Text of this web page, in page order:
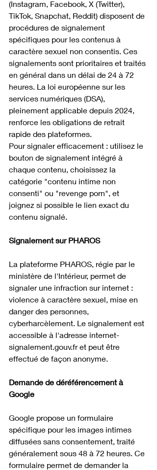
(Instagram, Facebook, X (Twitter),
TikTok, Snapchat, Reddit) disposent de
procédures de signalement
spécifiques pour les contenus à
caractère sexuel non consentis. Ces
signalements sont prioritaires et traités
en général dans un délai de 24 à 72
heures. La loi européenne sur les
services numériques (DSA),
pleinement applicable depuis 2024,
renforce les obligations de retrait
rapide des plateformes.
Pour signaler efficacement : utilisez le
bouton de signalement intégré à
chaque contenu, choisissez la
catégorie "contenu intime non
consenti" ou "revenge porn", et
joignez si possible le lien exact du
contenu signalé.
Signalement sur PHAROS
La plateforme PHAROS, régie par le
ministère de l'Intérieur, permet de
signaler une infraction sur internet :
violence à caractère sexuel, mise en
danger des personnes,
cyberharcèlement. Le signalement est
accessible à l'adresse internet-
signalement.gouv.fr et peut être
effectué de façon anonyme.
Demande de déréférencement à
Google
Google propose un formulaire
spécifique pour les images intimes
diffusées sans consentement, traité
généralement sous 48 à 72 heures. Ce
formulaire permet de demander la